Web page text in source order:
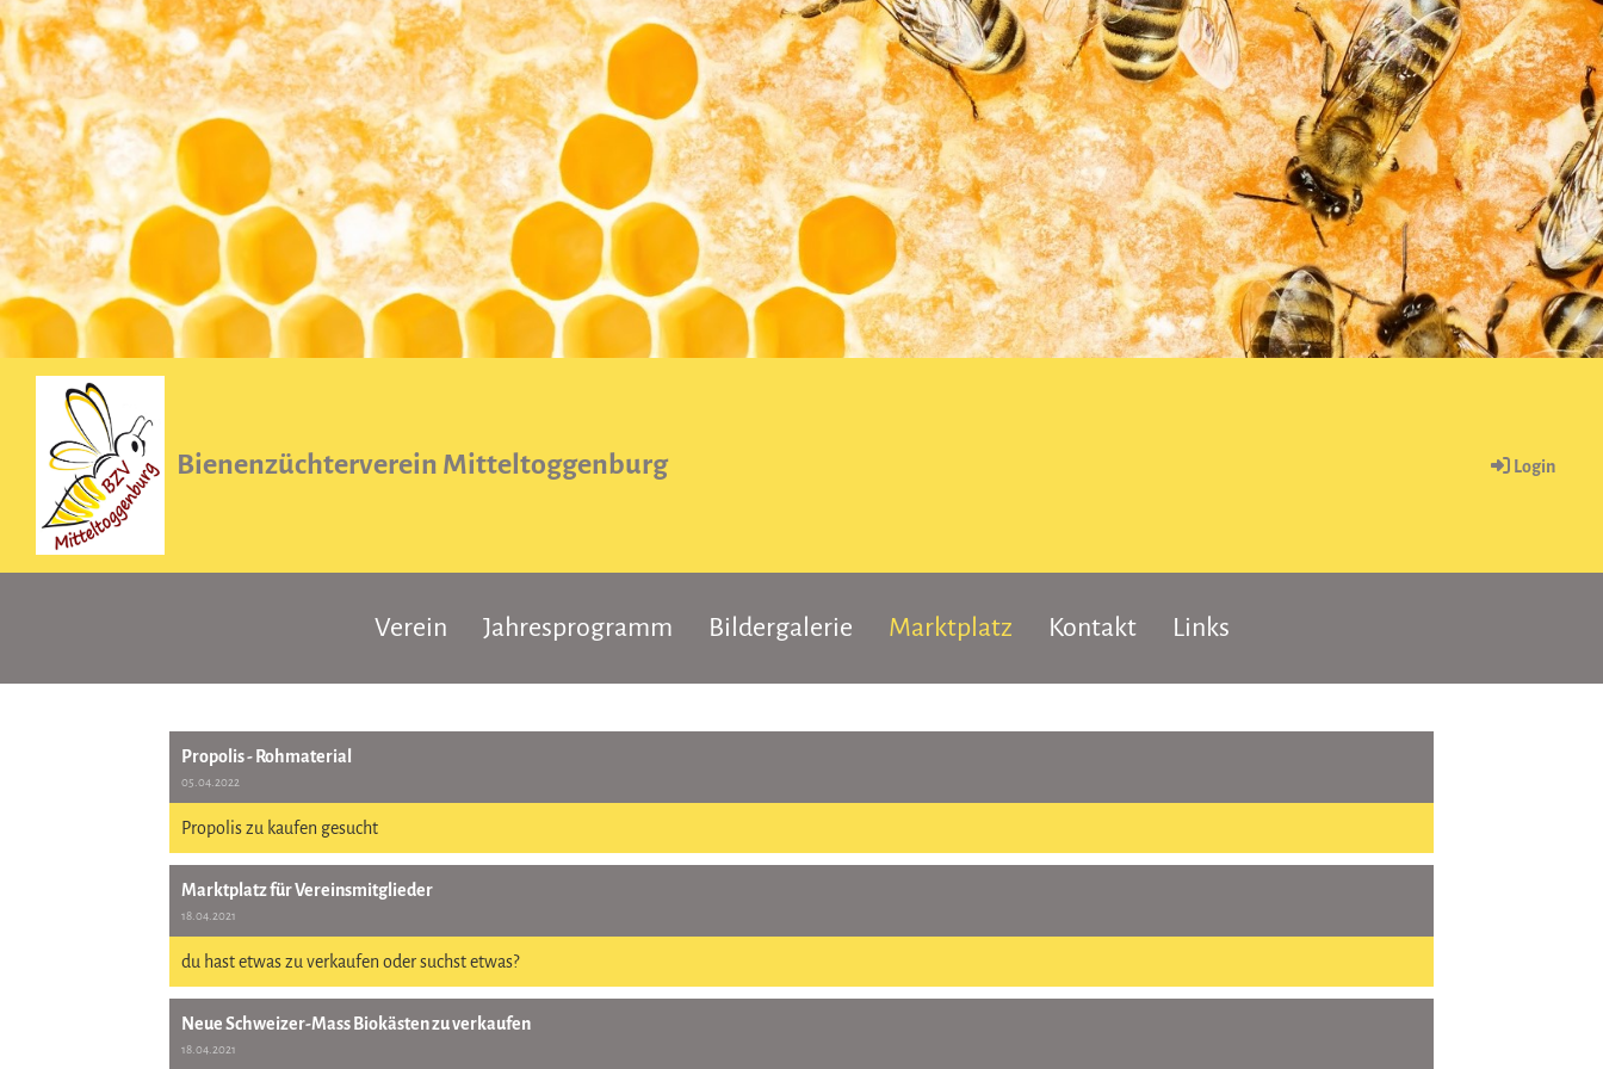
Bienenzüchterverein Mitteltoggenburg Login
Verein Jahresprogramm Bildergalerie Marktplatz Kontakt Links
Propolis - Rohmaterial
05.04.2022
Propolis zu kaufen gesucht
Marktplatz für Vereinsmitglieder
18.04.2021
du hast etwas zu verkaufen oder suchst etwas?
Neue Schweizer-Mass Biokästen zu verkaufen
18.04.2021